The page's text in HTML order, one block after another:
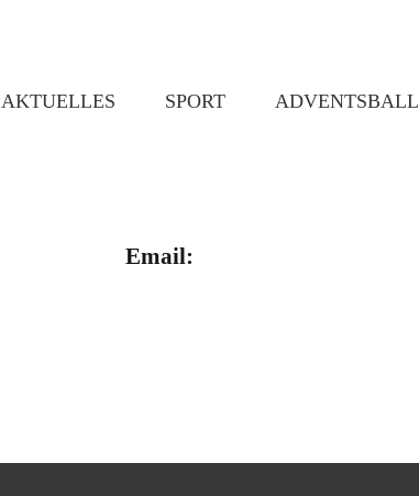
AKTUELLES SPORT ADVENTSBALL
Email